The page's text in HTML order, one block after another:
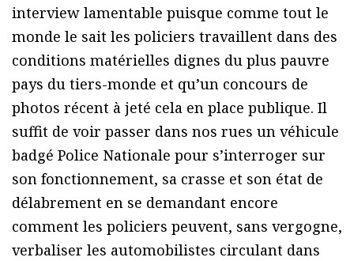
interview lamentable puisque comme tout le
monde le sait les policiers travaillent dans des
conditions matérielles dignes du plus pauvre
pays du tiers-monde et qu’un concours de
photos récent à jeté cela en place publique. Il
suffit de voir passer dans nos rues un véhicule
badgé Police Nationale pour s’interroger sur
son fonctionnement, sa crasse et son état de
délabrement en se demandant encore
comment les policiers peuvent, sans vergogne,
verbaliser les automobilistes circulant dans